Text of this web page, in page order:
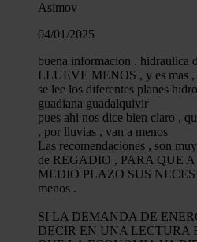
Asimov
04/01/2025
buena informacion . hidraulica
LLUEVE MENOS , y es mas ,
se lee los diferentes planes
guadiana guadalquivir
pues ahi nos dice bien claro ,
, por lluvias , van a menos
Las recomendaciones , son
de REGADIO , PARA QUE A
MEDIO PLAZO SUS
menos .
SI LA DEMANDA DE
DECIR EN UNA LECTURA